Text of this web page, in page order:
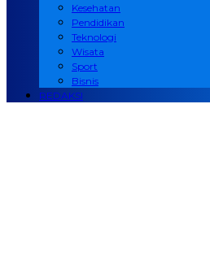
Kesehatan
Pendidikan
Teknologi
Wisata
Sport
Bisnis
REDAKSI